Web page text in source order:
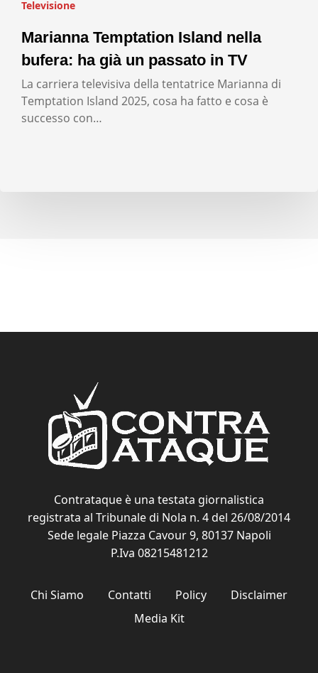
Televisione
Marianna Temptation Island nella
bufera: ha già un passato in TV
La carriera televisiva della tentatrice Marianna di
Temptation Island 2025, cosa ha fatto e cosa è
successo con…
Contrataque è una testata giornalistica
registrata al Tribunale di Nola n. 4 del 26/08/2014
Sede legale Piazza Cavour 9, 80137 Napoli
P.Iva 08215481212
Chi Siamo Contatti Policy
Disclaimer
Media Kit